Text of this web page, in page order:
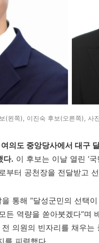
(왼쪽), 이진숙 후보(오른쪽), 사
의도 중앙당사에서 대구
다. 이 후보는 이날 열린 ‘
부터 공천장을 전달받고
통해 “달성군민의 선택
든 역량을 쏟아붓겠다”며
의원의 빈자리를 채우는
를 피력했다.